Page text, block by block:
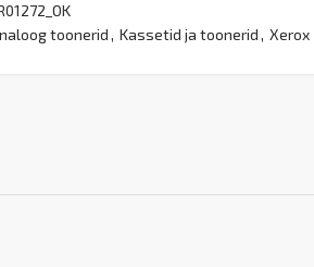
toonerid, Kassetid ja toonerid, Xerox